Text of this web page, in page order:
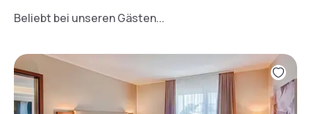
Beliebt bei unseren Gästen...